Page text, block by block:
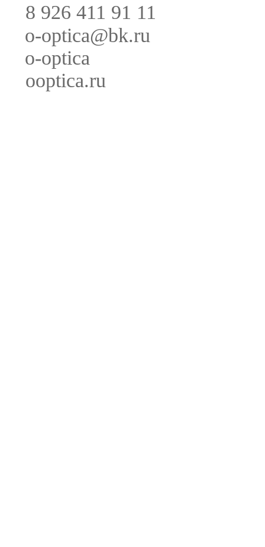
8 926 411 91 11
o-optica@bk.ru
o-optica
ooptica.ru